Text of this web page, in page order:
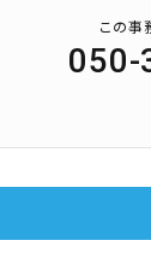
この事
050-